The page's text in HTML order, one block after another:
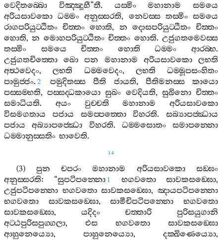
වෙදිතබ‍්බො
විඤ‍්ඤූහී”තී. යස‍්මිං මහානාම
සමයෙ
අරියසාවකො ධම‍්මං අනුස‍්සරති, නෙවස‍්ස තස‍්මිං සමයෙ
රාගපරියුට‍්ඨිතං චිත‍්තං හොති, න දොසපරියුට‍්ඨිතං චිත‍්තං
හොති,න මොහපරියුට‍්ඨිතං චිත‍්තං හොති.උජුගතමෙවස‍්ස
තස‍්මිං
සමයෙ චිත‍්තං හොති ධම‍්මං ආරබ‍්භ.
උජුගතචිත‍්තො
ඛො පන මහානාම අරියසාවකො
ලභති
අත්‍ථවෙදං,ලභති ධම‍්මවෙදං, ලභති
ධම‍්මූපසංහිතං
පාමුජ‍්ජං. 2 පමුදිතස‍්ස පීති ජායති, පීතිමනස‍්ස
කායො
පස‍්සම‍්භති,පස‍්සද‍්ධකායො සුඛං වෙදියති, සුඛිනො චිත‍්තං
සමාධියති. අයං වුච‍්චති මහානාම
අරියසාවකො
විසමගතාය
පජාය සමප‍්පත‍්තො විහරති. සබ්‍යාපජ‍්ඣාය
පජාය
අබ්‍යාපජ‍්ඣො විහරති. ධම‍්මසොතං
සමාපන‍්නො
ධම‍්මානුස‍්සතිං භාවෙති.
14
(3) පුන චපරං මහානාම අරියසාවකො
සඞ‍්ඝං
අනුස‍්සරති: “සුපටිපන‍්නො 1 භගවතො සාවකසඞ‍්ඝො,
උජුපටිපන‍්නො භගවතො සාවකසඞ‍්ඝො,ඤායපටිපන‍්නො
භගවතො
සාවකසඞ‍්ඝො,සාමීචිපටිපන‍්නො
භගවතො
සාවකසඞ‍්ඝො, යදිදං චත‍්තාරි
පුරිසයුගානි
අට‍්ඨපුරිසපුග‍්ගලා, එස භගවතො
සාවකසඞ‍්ඝො
ආහුනෙය්‍යො, පාහුනෙය්‍යො, දක‍්ඛිණෙය්‍යො,